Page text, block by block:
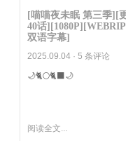
[喵喵夜未眠 第三季][
40话
双语字幕]
2025.09.04 · 5 条评论
🌙🐈🌕🐈‍⬛🌙
阅读全文...